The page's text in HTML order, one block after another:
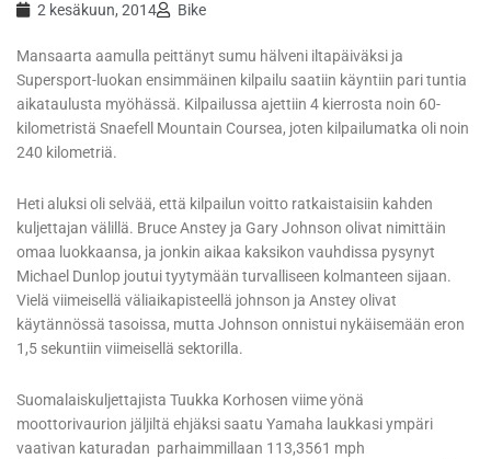
2 kesäkuun, 2014 Bike
Mansaarta aamulla peittänyt sumu hälveni iltapäiväksi ja
Supersport-luokan ensimmäinen kilpailu saatiin käyntiin pari tuntia
aikataulusta myöhässä. Kilpailussa ajettiin 4 kierrosta noin 60-
kilometristä Snaefell Mountain Coursea, joten kilpailumatka oli noin
240 kilometriä.
Heti aluksi oli selvää, että kilpailun voitto ratkaistaisiin kahden
kuljettajan välillä. Bruce Anstey ja Gary Johnson olivat nimittäin
omaa luokkaansa, ja jonkin aikaa kaksikon vauhdissa pysynyt
Michael Dunlop joutui tyytymään turvalliseen kolmanteen sijaan.
Vielä viimeisellä väliaikapisteellä johnson ja Anstey olivat
käytännössä tasoissa, mutta Johnson onnistui nykäisemään eron
1,5 sekuntiin viimeisellä sektorilla.
Suomalaiskuljettajista Tuukka Korhosen viime yönä
moottorivaurion jäljiltä ehjäksi saatu Yamaha laukkasi ympäri
vaativan katuradan parhaimmillaan 113,3561 mph